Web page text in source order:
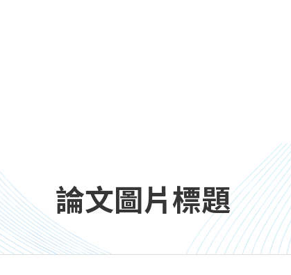
論文圖片標題